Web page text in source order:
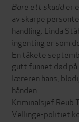
Bare ett skudder
av skarpe
handling. Linda
ingenting er som
En tåkete
gutt funnet død
læreren hans,
hånden.
Kriminalsjef Reub
Vellinge-politiet